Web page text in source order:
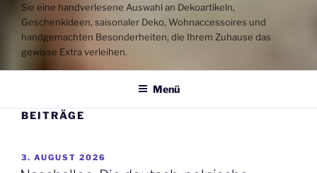
Sie eine handverlesene Auswahl an Dekoartikeln,
Geschenkideen, saisonaler Deko, Wohnaccessoires und
handgemachten Besonderheiten, die Ihrem Zuhause das
gewisse Extra verleihen.
Menü
BEITRÄGE
VERÖFFENTLICHT
AM
3. AUGUST 2026